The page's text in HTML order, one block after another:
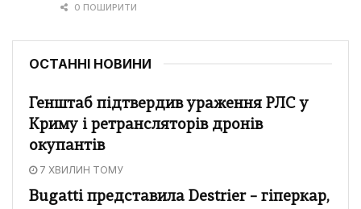
0 ПОШИРИТИ
ОСТАННІ НОВИНИ
Генштаб підтвердив ураження РЛС у
Криму і ретрансляторів дронів
окупантів
7 ХВИЛИН ТОМУ
Bugatti представила Destrier – гіперкар,